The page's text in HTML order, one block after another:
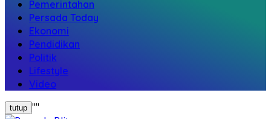
Pemerintahan
Persada Today
Ekonomi
Pendidikan
Politik
Lifestyle
Video
tutup ""